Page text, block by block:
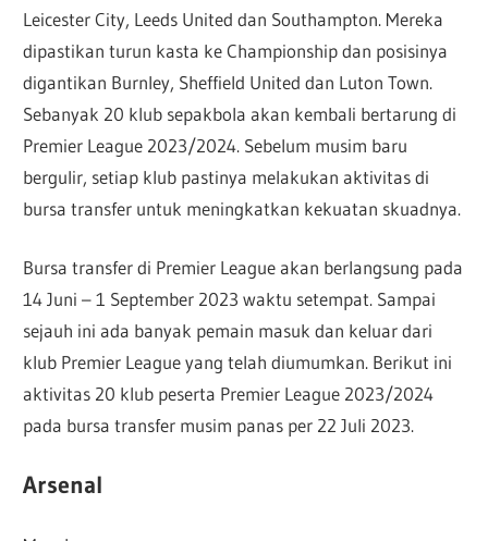
Leicester City, Leeds United dan Southampton. Mereka
dipastikan turun kasta ke Championship dan posisinya
digantikan Burnley, Sheffield United dan Luton Town.
Sebanyak 20 klub sepakbola akan kembali bertarung di
Premier League 2023/2024. Sebelum musim baru
bergulir, setiap klub pastinya melakukan aktivitas di
bursa transfer untuk meningkatkan kekuatan skuadnya.
Bursa transfer di Premier League akan berlangsung pada
14 Juni – 1 September 2023 waktu setempat. Sampai
sejauh ini ada banyak pemain masuk dan keluar dari
klub Premier League yang telah diumumkan. Berikut ini
aktivitas 20 klub peserta Premier League 2023/2024
pada bursa transfer musim panas per 22 Juli 2023.
Arsenal